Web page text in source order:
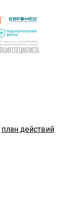
план действий